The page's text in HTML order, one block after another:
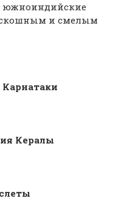
южноиндийские
и смелым
Кералы